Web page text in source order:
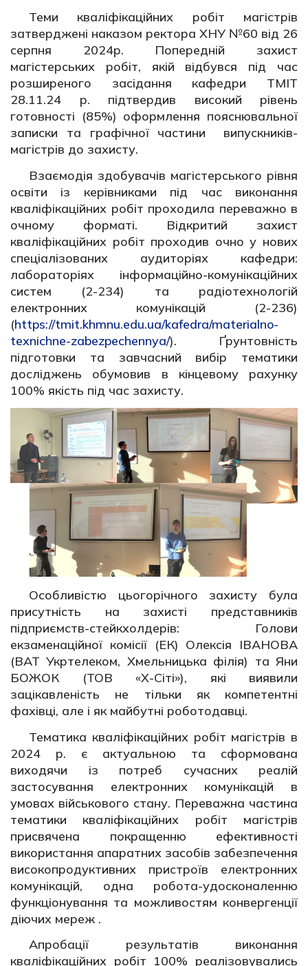
Теми кваліфікаційних робіт магістрів
затверджені наказом ректора ХНУ №60 від 26
серпня 2024р. Попередній захист
магістерських робіт, якій відбувся під час
розширеного засідання кафедри ТМІТ
28.11.24 р. підтвердив високий рівень
готовності (85%) оформлення пояснювальної
записки та графічної частини випускників-
магістрів до захисту.
Взаємодія здобувачів магістерського рівня
освіти із керівниками під час виконання
кваліфікаційних робіт проходила переважно в
очному форматі. Відкритий захист
кваліфікаційних робіт проходив очно у нових
спеціалізованих аудиторіях кафедри:
лабораторіях інформаційно-комунікаційних
систем (2-234) та радіотехнологій
електронних комунікацій (2-236)
(https://tmit.khmnu.edu.ua/kafedra/materialno-
texnichne-zabezpechennya/). Ґрунтовність
підготовки та завчасний вибір тематики
досліджень обумовив в кінцевому рахунку
100% якість під час захисту.
Особливістю цьогорічного захисту була
присутність на захисті представників
підприємств-стейкхолдерів: Голови
екзаменаційної комісії (ЕК) Олексія ІВАНОВА
(ВАТ Укртелеком, Хмельницька філія) та Яни
БОЖОК (ТОВ «Х-Сіті»), які виявили
зацікавленість не тільки як компетентні
фахівці, але і як майбутні роботодавці.
Тематика кваліфікаційних робіт магістрів в
2024 р. є актуальною та сформована
виходячи із потреб сучасних реалій
застосування електронних комунікацій в
умовах військового стану. Переважна частина
тематики кваліфікаційних робіт магістрів
присвячена покращенню ефективності
використання апаратних засобів забезпечення
високопродуктивних пристроїв електронних
комунікацій, одна робота-удосконаленню
функціонування та можливостям конвергенції
діючих мереж .
Апробації результатів виконання
кваліфікаційних робіт 100% реалізовувались